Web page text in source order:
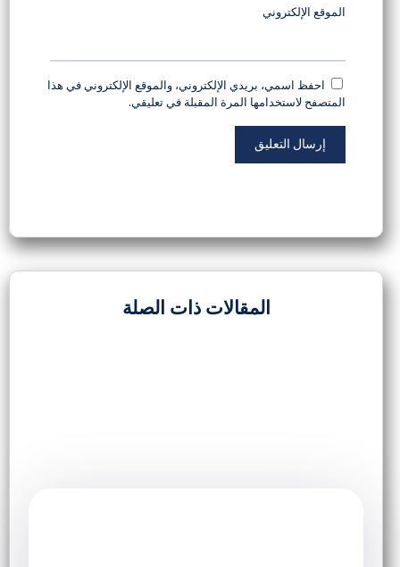
الموقع الإلكتروني
احفظ اسمي، بريدي الإلكتروني، والموقع الإلكتروني في هذا
المتصفح لاستخدامها المرة المقبلة في تعليقي.
المقالات ذات الصلة